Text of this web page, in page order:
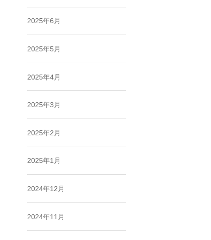
2025年6月
2025年5月
2025年4月
2025年3月
2025年2月
2025年1月
2024年12月
2024年11月